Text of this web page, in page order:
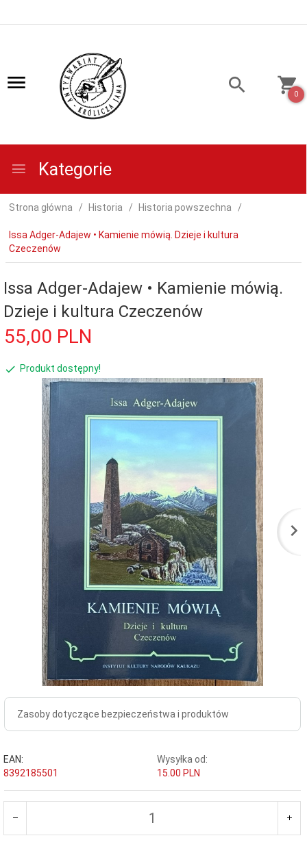
0
Kategorie
Strona główna Historia Historia powszechna
Issa Adger-Adajew • Kamienie mówią. Dzieje i kultura
Czeczenów
Issa Adger-Adajew • Kamienie mówią.
Dzieje i kultura Czeczenów
55,00 PLN
Produkt dostępny!
Zasoby dotyczące bezpieczeństwa i produktów
EAN:
8392185501
Wysyłka od:
15.00 PLN